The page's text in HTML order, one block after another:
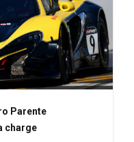
Parente
charge